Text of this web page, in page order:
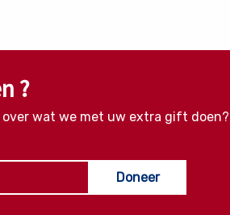
?
over wat we met uw extra gift doen?
Doneer